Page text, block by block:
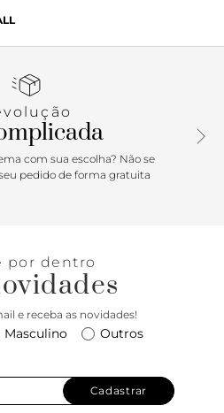
médio e biqueira
tira média sobre os dedos e
o calcanhar, conectada na
comfy no mesmo tom da
delicados, com
Apostar: Item desejo absoluto
de salto em bloco nos
com sua escolha? Não se
pedido de forma gratuita
por dentro
e receba as novidades!
Masculino Outros
Cadastrar